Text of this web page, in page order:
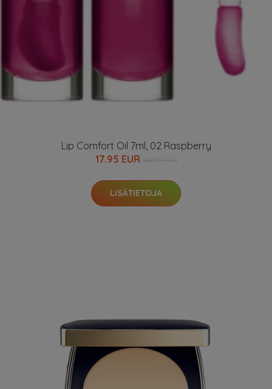
Lip Comfort Oil 7ml, 02 Raspberry
17.95 EUR
LISÄTIETOJA